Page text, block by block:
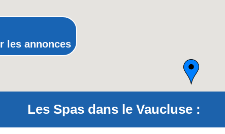
les annonces
Les Spas dans le Vaucluse :